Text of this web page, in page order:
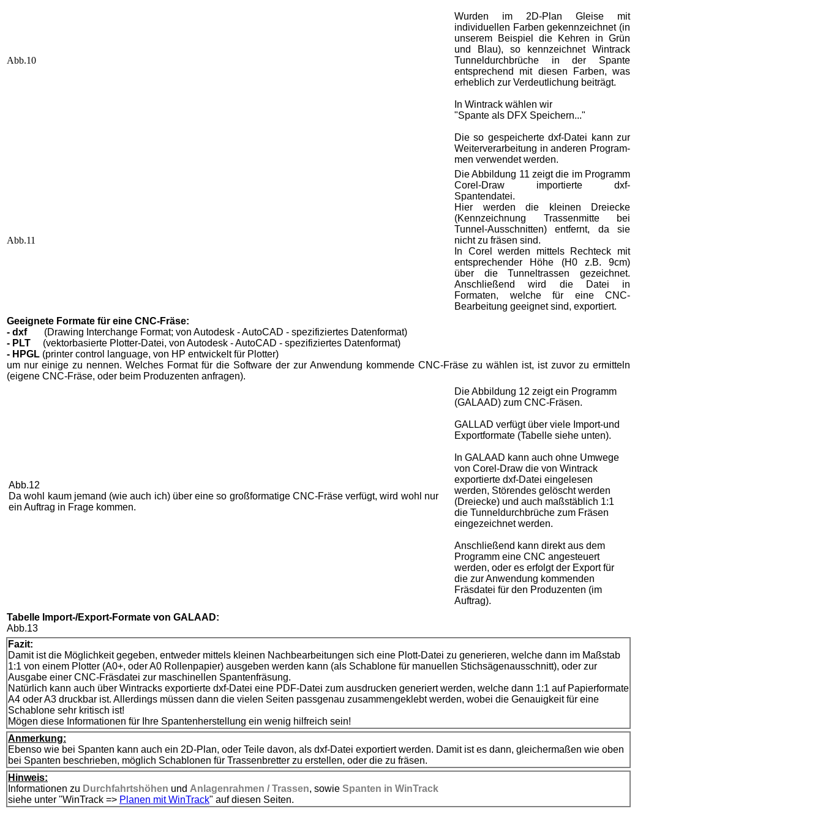
Abb.10
Wurden im 2D-Plan Gleise mit
individuellen Farben gekennzeichnet (in
unserem Beispiel die Kehren in Grün
und Blau), so kennzeichnet Wintrack
Tunneldurchbrüche in der Spante
entsprechend mit diesen Farben, was
erheblich zur Verdeutlichung beiträgt.
In Wintrack wählen wir
"Spante als DFX Speichern..."
Die so gespeicherte dxf-Datei kann zur
Weiterverarbeitung in anderen Program-
men verwendet werden.
Abb.11
Die Abbildung 11 zeigt die im Programm
Corel-Draw importierte dxf-
Spantendatei.
Hier werden die kleinen Dreiecke
(Kennzeichnung Trassenmitte bei
Tunnel-Ausschnitten) entfernt, da sie
nicht zu fräsen sind.
In Corel werden mittels Rechteck mit
entsprechender Höhe (H0 z.B. 9cm)
über die Tunneltrassen gezeichnet.
Anschließend wird die Datei in
Formaten, welche für eine CNC-
Bearbeitung geeignet sind, exportiert.
Geeignete Formate für eine CNC-Fräse:
- dxf(Drawing Interchange Format; von Autodesk - AutoCAD - spezifiziertes Datenformat)
- PLT (vektorbasierte Plotter-Datei, von Autodesk - AutoCAD - spezifiziertes Datenformat)
- HPGL (printer control language, von HP entwickelt für Plotter)
um nur einige zu nennen. Welches Format für die Software der zur Anwendung kommende CNC-Fräse zu wählen ist, ist zuvor zu ermitteln
(eigene CNC-Fräse, oder beim Produzenten anfragen).
Abb.12
Da wohl kaum jemand (wie auch ich) über eine so großformatige CNC-Fräse verfügt, wird wohl nur
ein Auftrag in Frage kommen.
Die Abbildung 12 zeigt ein Programm
(GALAAD) zum CNC-Fräsen.
GALLAD verfügt über viele Import-und
Exportformate (Tabelle siehe unten).
In GALAAD kann auch ohne Umwege
von Corel-Draw die von Wintrack
exportierte dxf-Datei eingelesen
werden, Störendes gelöscht werden
(Dreiecke) und auch maßstäblich 1:1
die Tunneldurchbrüche zum Fräsen
eingezeichnet werden.
Anschließend kann direkt aus dem
Programm eine CNC angesteuert
werden, oder es erfolgt der Export für
die zur Anwendung kommenden
Fräsdatei für den Produzenten (im
Auftrag).
Tabelle Import-/Export-Formate von GALAAD:
Abb.13
Fazit:
Damit ist die Möglichkeit gegeben, entweder mittels kleinen Nachbearbeitungen sich eine Plott-Datei zu generieren, welche dann im Maßstab
1:1 von einem Plotter (A0+, oder A0 Rollenpapier) ausgeben werden kann (als Schablone für manuellen Stichsägenausschnitt), oder zur
Ausgabe einer CNC-Fräsdatei zur maschinellen Spantenfräsung.
Natürlich kann auch über Wintracks exportierte dxf-Datei eine PDF-Datei zum ausdrucken generiert werden, welche dann 1:1 auf Papierformate
A4 oder A3 druckbar ist. Allerdings müssen dann die vielen Seiten passgenau zusammengeklebt werden, wobei die Genauigkeit für eine
Schablone sehr kritisch ist!
Mögen diese Informationen für Ihre Spantenherstellung ein wenig hilfreich sein!
Anmerkung:
Ebenso wie bei Spanten kann auch ein 2D-Plan, oder Teile davon, als dxf-Datei exportiert werden. Damit ist es dann, gleichermaßen wie oben
bei Spanten beschrieben, möglich Schablonen für Trassenbretter zu erstellen, oder die zu fräsen.
Hinweis:
Informationen zu Durchfahrtshöhen und Anlagenrahmen / Trassen, sowie Spanten in WinTrack
siehe unter "WinTrack => Planen mit WinTrack" auf diesen Seiten.